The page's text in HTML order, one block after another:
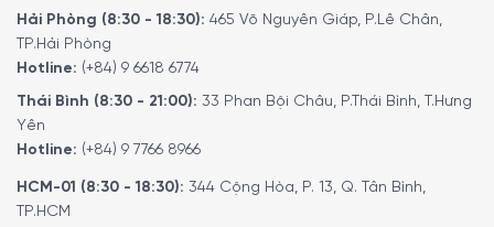
Hải Phòng (8:30 - 18:30): 465 Võ Nguyên Giáp, P.Lê Chân,
TP.Hải Phòng
Hotline: (+84) 9 6618 6774
Thái Bình (8:30 - 21:00): 33 Phan Bội Châu, P.Thái Bình, T.Hưng
Yên
Hotline: (+84) 9 7766 8966
HCM-01 (8:30 - 18:30): 344 Cộng Hòa, P. 13, Q. Tân Bình,
TP.HCM